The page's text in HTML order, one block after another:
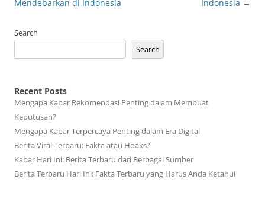
Mendebarkan di Indonesia
Indonesia →
Search
Search
Recent Posts
Mengapa Kabar Rekomendasi Penting dalam Membuat
Keputusan?
Mengapa Kabar Terpercaya Penting dalam Era Digital
Berita Viral Terbaru: Fakta atau Hoaks?
Kabar Hari Ini: Berita Terbaru dari Berbagai Sumber
Berita Terbaru Hari Ini: Fakta Terbaru yang Harus Anda Ketahui